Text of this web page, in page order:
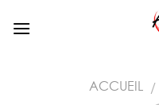
ACCUEIL /